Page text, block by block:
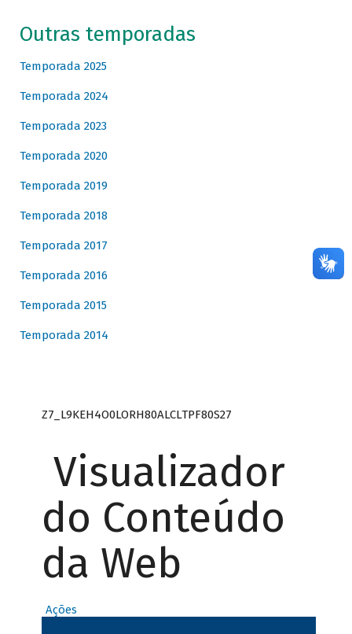
Outras temporadas
Temporada 2025
Temporada 2024
Temporada 2023
Temporada 2020
Temporada 2019
Temporada 2018
Temporada 2017
Temporada 2016
Temporada 2015
Temporada 2014
Z7_L9KEH4O0LORH80ALCLTPF80S27
Visualizador
do Conteúdo
da Web
Ações